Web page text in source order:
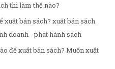
thì làm thế nào?
xuất bản sách? xuất bản sách
doanh - phát hành sách
để xuất bản sách? Muốn xuất